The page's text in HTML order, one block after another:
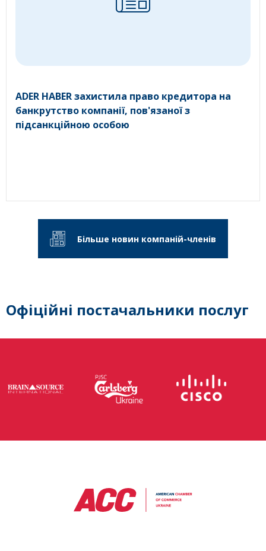
ADER HABER захистила право кредитора на
банкрутство компанії, пов'язаної з
підсанкційною особою
Більше новин компаній-членів
Офіційні постачальники послуг